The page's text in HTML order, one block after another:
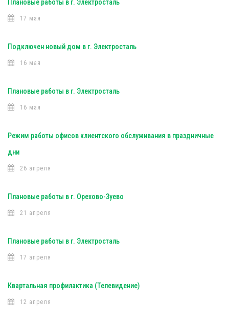
Плановые работы в г. Электросталь
17 мая
Подключен новый дом в г. Электросталь
16 мая
Плановые работы в г. Электросталь
16 мая
Режим работы офисов клиентского обслуживания в праздничные
дни
26 апреля
Плановые работы в г. Орехово-Зуево
21 апреля
Плановые работы в г. Электросталь
17 апреля
Квартальная профилактика (Телевидение)
12 апреля